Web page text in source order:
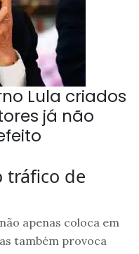
Lula criados
já não
tráfico de
apenas coloca em
também provoca